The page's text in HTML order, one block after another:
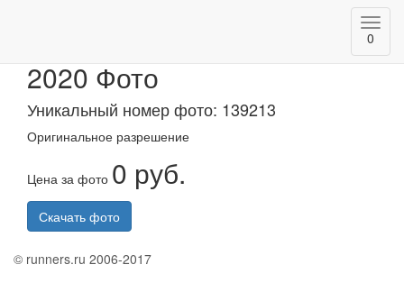
0
2020 Фото
Уникальный номер фото: 139213
Оригинальное разрешение
Цена за фото 0 руб.
Скачать фото
© runners.ru 2006-2017